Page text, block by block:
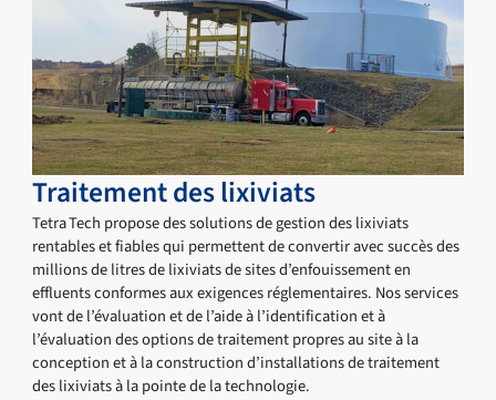
Traitement des lixiviats
Tetra Tech propose des solutions de gestion des lixiviats
rentables et fiables qui permettent de convertir avec succès des
millions de litres de lixiviats de sites d’enfouissement en
effluents conformes aux exigences réglementaires. Nos services
vont de l’évaluation et de l’aide à l’identification et à
l’évaluation des options de traitement propres au site à la
conception et à la construction d’installations de traitement
des lixiviats à la pointe de la technologie.